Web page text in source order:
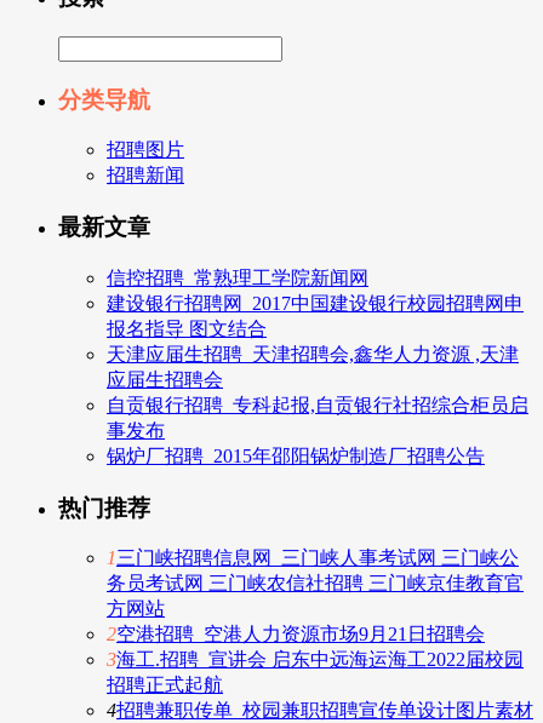
分类导航
招聘图片
招聘新闻
最新文章
信控招聘_常熟理工学院新闻网
建设银行招聘网_2017中国建设银行校园招聘网申
报名指导 图文结合
天津应届生招聘_天津招聘会,鑫华人力资源 ,天津
应届生招聘会
自贡银行招聘_专科起报,自贡银行社招综合柜员启
事发布
锅炉厂招聘_2015年邵阳锅炉制造厂招聘公告
热门推荐
1三门峡招聘信息网_三门峡人事考试网 三门峡公
务员考试网 三门峡农信社招聘 三门峡京佳教育官
方网站
2空港招聘_空港人力资源市场9月21日招聘会
3海工.招聘_宣讲会 启东中远海运海工2022届校园
招聘正式起航
4招聘兼职传单_校园兼职招聘宣传单设计图片素材